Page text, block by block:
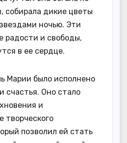
собирала дикие цветы
ночью. Эти
радости и свободы,
в ее сердце.
Марии было исполнено
счастья. Оно стало
и
творческого
позволил ей стать